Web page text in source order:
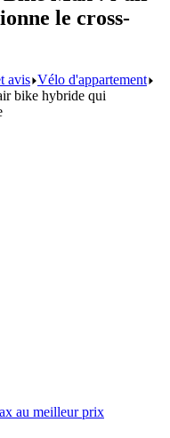
le cross-
avis Vélo d'appartement
bike hybride qui
au meilleur prix